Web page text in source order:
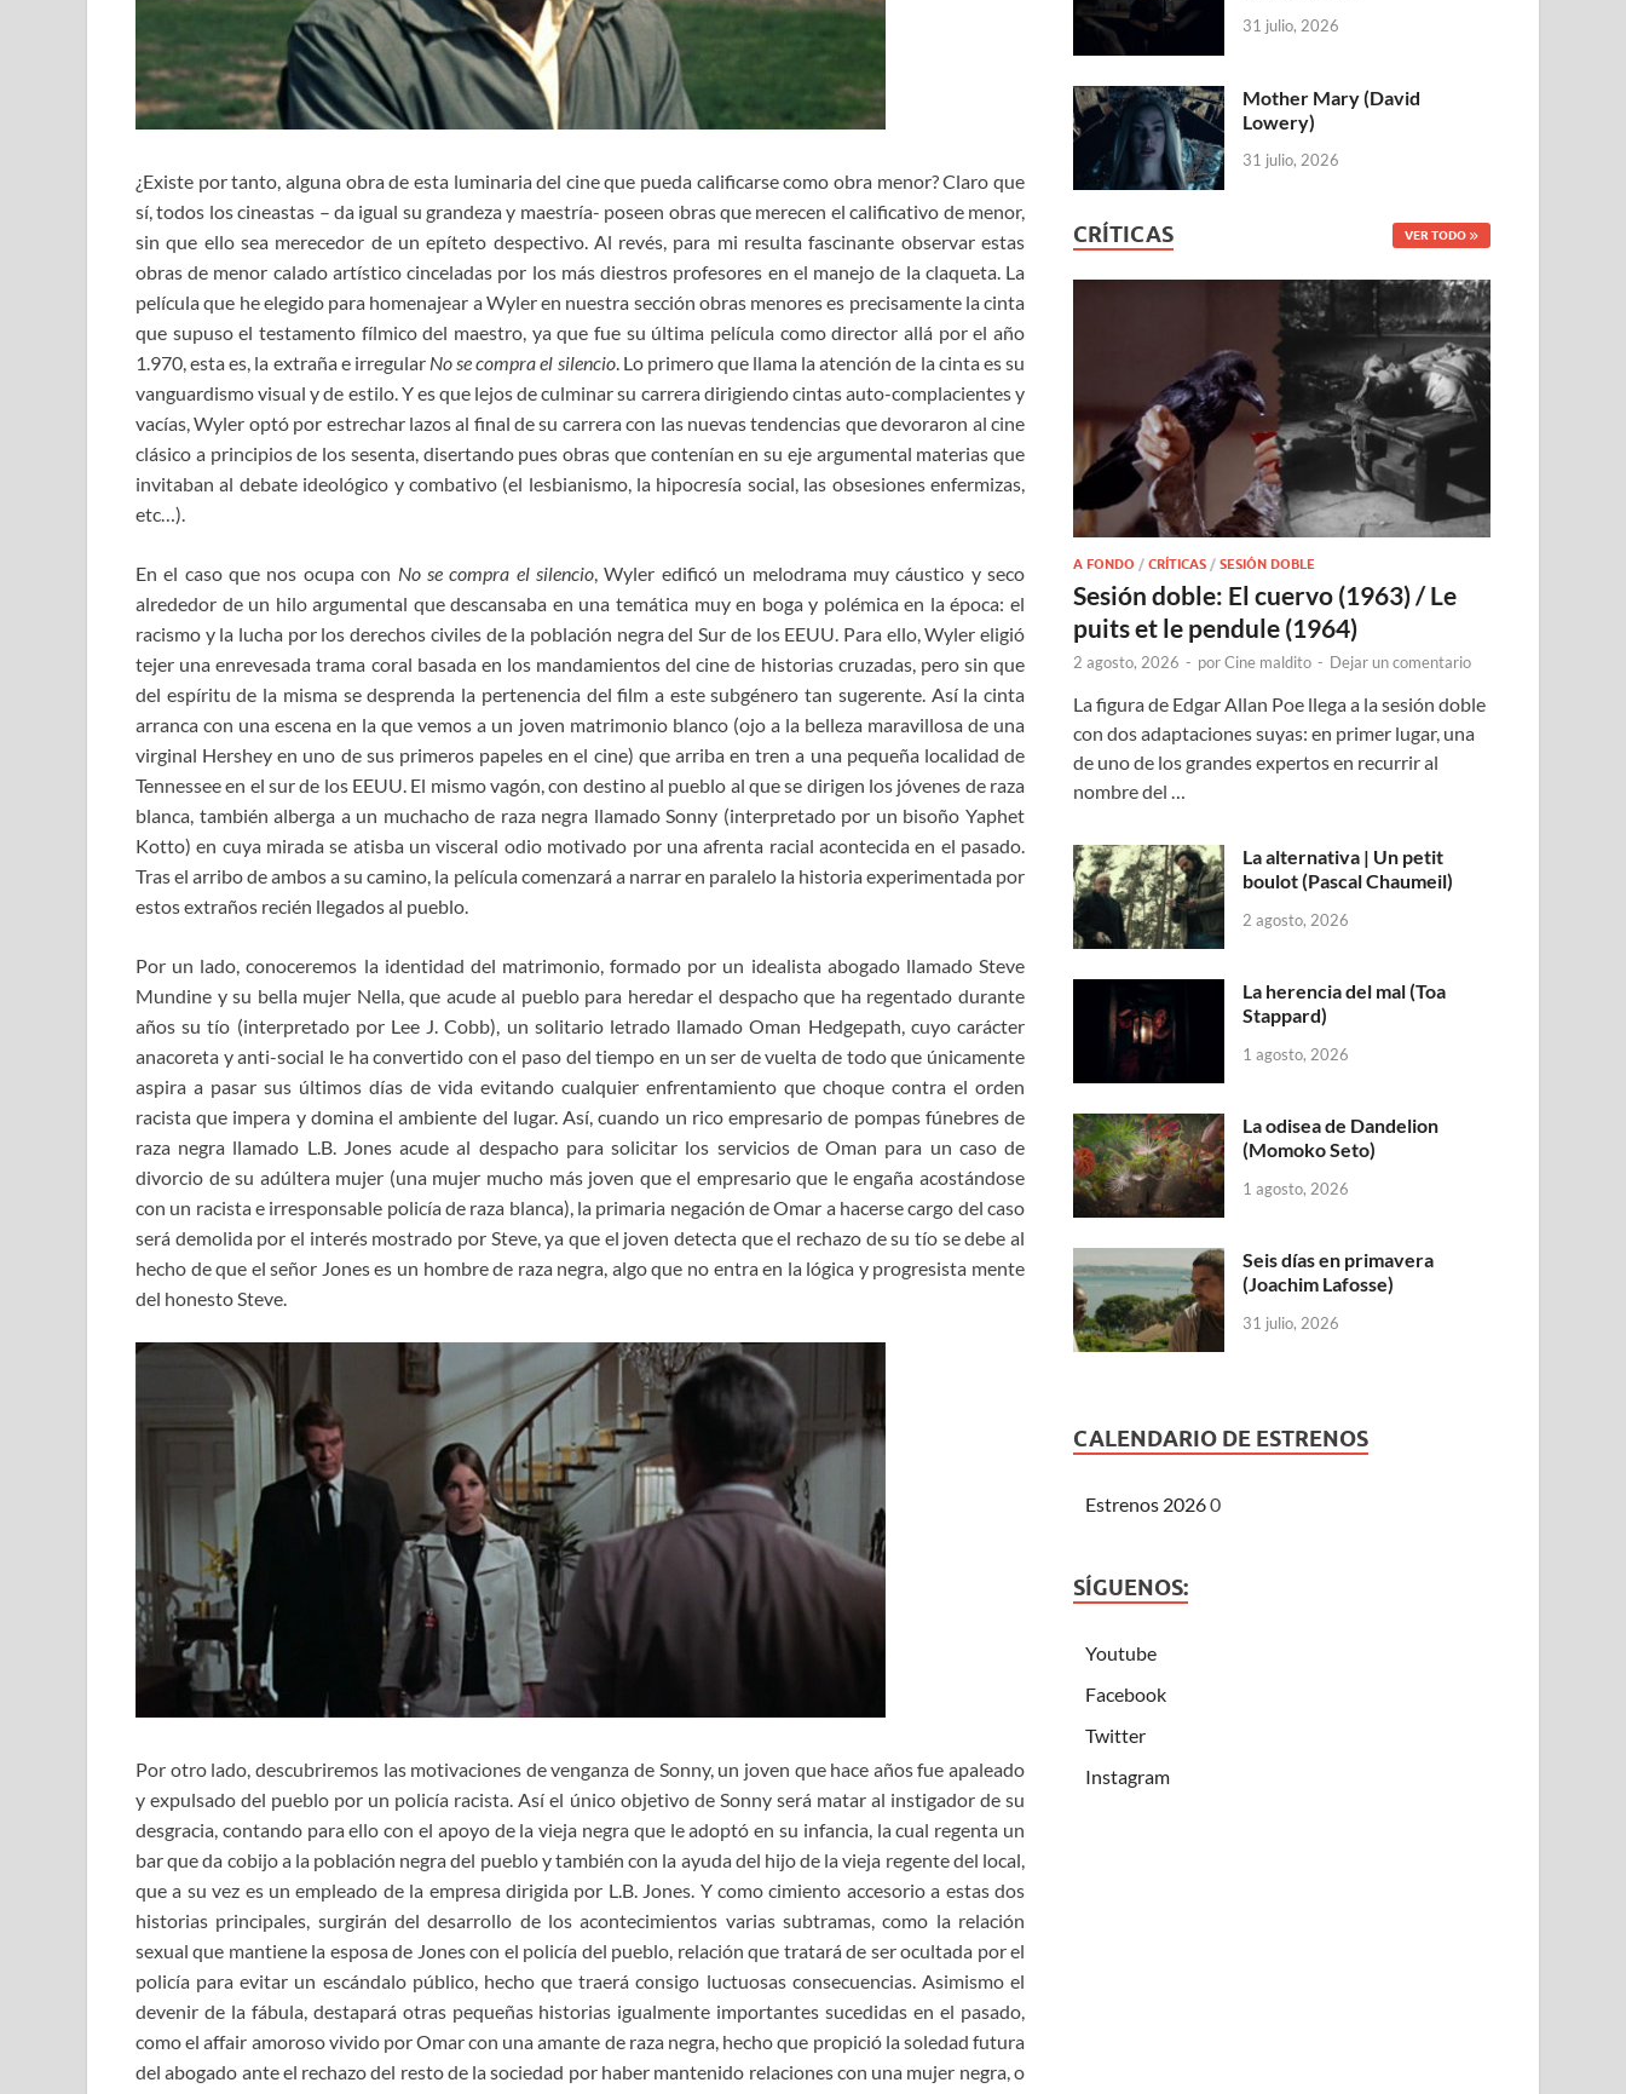
¿Existe por tanto, alguna obra de esta luminaria del cine que pueda calificarse como obra menor? Claro que
sí, todos los cineastas – da igual su grandeza y maestría- poseen obras que merecen el calificativo de menor,
sin que ello sea merecedor de un epíteto despectivo. Al revés, para mi resulta fascinante observar estas
obras de menor calado artístico cinceladas por los más diestros profesores en el manejo de la claqueta. La
película que he elegido para homenajear a Wyler en nuestra sección obras menores es precisamente la cinta
que supuso el testamento fílmico del maestro, ya que fue su última película como director allá por el año
1.970, esta es, la extraña e irregular No se compra el silencio. Lo primero que llama la atención de la cinta es su
vanguardismo visual y de estilo. Y es que lejos de culminar su carrera dirigiendo cintas auto-complacientes y
vacías, Wyler optó por estrechar lazos al final de su carrera con las nuevas tendencias que devoraron al cine
clásico a principios de los sesenta, disertando pues obras que contenían en su eje argumental materias que
invitaban al debate ideológico y combativo (el lesbianismo, la hipocresía social, las obsesiones enfermizas,
etc…).
En el caso que nos ocupa con No se compra el silencio, Wyler edificó un melodrama muy cáustico y seco
alrededor de un hilo argumental que descansaba en una temática muy en boga y polémica en la época: el
racismo y la lucha por los derechos civiles de la población negra del Sur de los EEUU. Para ello, Wyler eligió
tejer una enrevesada trama coral basada en los mandamientos del cine de historias cruzadas, pero sin que
del espíritu de la misma se desprenda la pertenencia del film a este subgénero tan sugerente. Así la cinta
arranca con una escena en la que vemos a un joven matrimonio blanco (ojo a la belleza maravillosa de una
virginal Hershey en uno de sus primeros papeles en el cine) que arriba en tren a una pequeña localidad de
Tennessee en el sur de los EEUU. El mismo vagón, con destino al pueblo al que se dirigen los jóvenes de raza
blanca, también alberga a un muchacho de raza negra llamado Sonny (interpretado por un bisoño Yaphet
Kotto) en cuya mirada se atisba un visceral odio motivado por una afrenta racial acontecida en el pasado.
Tras el arribo de ambos a su camino, la película comenzará a narrar en paralelo la historia experimentada por
estos extraños recién llegados al pueblo.
Por un lado, conoceremos la identidad del matrimonio, formado por un idealista abogado llamado Steve
Mundine y su bella mujer Nella, que acude al pueblo para heredar el despacho que ha regentado durante
años su tío (interpretado por Lee J. Cobb), un solitario letrado llamado Oman Hedgepath, cuyo carácter
anacoreta y anti-social le ha convertido con el paso del tiempo en un ser de vuelta de todo que únicamente
aspira a pasar sus últimos días de vida evitando cualquier enfrentamiento que choque contra el orden
racista que impera y domina el ambiente del lugar. Así, cuando un rico empresario de pompas fúnebres de
raza negra llamado L.B. Jones acude al despacho para solicitar los servicios de Oman para un caso de
divorcio de su adúltera mujer (una mujer mucho más joven que el empresario que le engaña acostándose
con un racista e irresponsable policía de raza blanca), la primaria negación de Omar a hacerse cargo del caso
será demolida por el interés mostrado por Steve, ya que el joven detecta que el rechazo de su tío se debe al
hecho de que el señor Jones es un hombre de raza negra, algo que no entra en la lógica y progresista mente
del honesto Steve.
Por otro lado, descubriremos las motivaciones de venganza de Sonny, un joven que hace años fue apaleado
y expulsado del pueblo por un policía racista. Así el único objetivo de Sonny será matar al instigador de su
desgracia, contando para ello con el apoyo de la vieja negra que le adoptó en su infancia, la cual regenta un
bar que da cobijo a la población negra del pueblo y también con la ayuda del hijo de la vieja regente del local,
que a su vez es un empleado de la empresa dirigida por L.B. Jones. Y como cimiento accesorio a estas dos
historias principales, surgirán del desarrollo de los acontecimientos varias subtramas, como la relación
sexual que mantiene la esposa de Jones con el policía del pueblo, relación que tratará de ser ocultada por el
policía para evitar un escándalo público, hecho que traerá consigo luctuosas consecuencias. Asimismo el
devenir de la fábula, destapará otras pequeñas historias igualmente importantes sucedidas en el pasado,
como el affair amoroso vivido por Omar con una amante de raza negra, hecho que propició la soledad futura
del abogado ante el rechazo del resto de la sociedad por haber mantenido relaciones con una mujer negra, o
31 julio, 2026
Mother Mary (David
Lowery)
31 julio, 2026
CRÍTICAS VER TODO
A FONDO /CRÍTICAS /SESIÓN DOBLE
Sesión doble: El cuervo (1963) / Le
puits et le pendule (1964)
2 agosto, 2026 - porCine maldito - Dejar un comentario
La figura de Edgar Allan Poe llega a la sesión doble
con dos adaptaciones suyas: en primer lugar, una
de uno de los grandes expertos en recurrir al
nombre del …
La alternativa | Un petit
boulot (Pascal Chaumeil)
2 agosto, 2026
La herencia del mal (Toa
Stappard)
1 agosto, 2026
La odisea de Dandelion
(Momoko Seto)
1 agosto, 2026
Seis días en primavera
(Joachim Lafosse)
31 julio, 2026
CALENDARIO DE ESTRENOS
Estrenos 20260
SÍGUENOS:
Youtube
Facebook
Twitter
Instagram